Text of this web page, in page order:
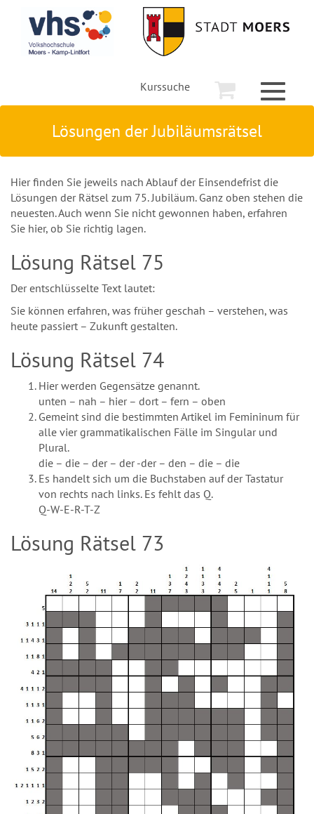
Kurssuche
Toggle
Lösungen der Jubiläumsrätsel
Hier finden Sie jeweils nach Ablauf der Einsendefrist die
Lösungen der Rätsel zum 75. Jubiläum. Ganz oben stehen die
neuesten. Auch wenn Sie nicht gewonnen haben, erfahren
Sie hier, ob Sie richtig lagen.
Lösung Rätsel 75
Der entschlüsselte Text lautet:
Sie können erfahren, was früher geschah – verstehen, was
heute passiert – Zukunft gestalten.
Lösung Rätsel 74
Hier werden Gegensätze genannt.
unten – nah – hier – dort – fern – oben
Gemeint sind die bestimmten Artikel im Femininum für
alle vier grammatikalischen Fälle im Singular und
Plural.
die – die – der – der -der – den – die – die
Es handelt sich um die Buchstaben auf der Tastatur
von rechts nach links. Es fehlt das Q.
Q-W-E-R-T-Z
Lösung Rätsel 73